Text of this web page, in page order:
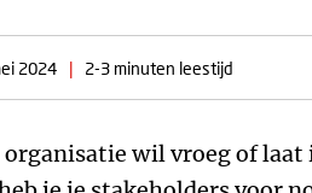
2024 | 2-3 minuten leestijd
wil vroeg of laat